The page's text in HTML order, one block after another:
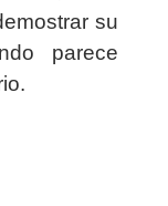
su
parece